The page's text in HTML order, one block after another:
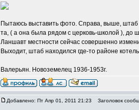
Пытаюсь выставить фото. Справа, выше,
та, ( а она была рядом с церковь-школой ), до
Ланшавт местности сейчас совершенно
Выходит, штаб находился где-то районе
Валерьян. Новоземелец 1936-1953г.
Добавлено: Пт Апр 01, 2011 21:23 Заголовок